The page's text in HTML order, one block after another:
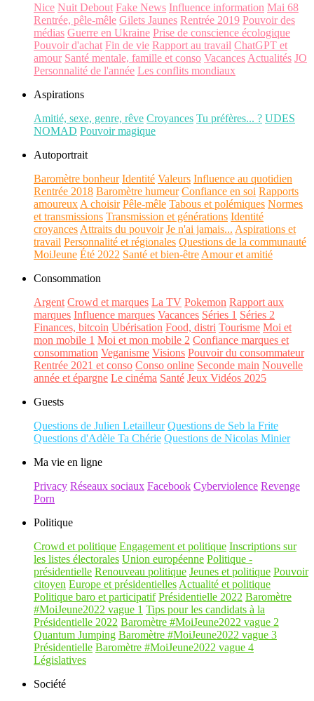
Nice Nuit Debout Fake News Influence information Mai 68
Rentrée, pêle-mêle Gilets Jaunes Rentrée 2019 Pouvoir des
médias Guerre en Ukraine Prise de conscience écologique
Pouvoir d'achat Fin de vie Rapport au travail ChatGPT et
amour Santé mentale, famille et conso Vacances Actualités JO
Personnalité de l'année Les conflits mondiaux
Aspirations
Amitié, sexe, genre, rêve Croyances Tu préfères... ? UDES
NOMAD Pouvoir magique
Autoportrait
Baromètre bonheur Identité Valeurs Influence au quotidien
Rentrée 2018 Baromètre humeur Confiance en soi Rapports
amoureux A choisir Pêle-mêle Tabous et polémiques Normes
et transmissions Transmission et générations Identité
croyances Attraits du pouvoir Je n'ai jamais... Aspirations et
travail Personnalité et régionales Questions de la communauté
MoiJeune Été 2022 Santé et bien-être Amour et amitié
Consommation
Argent Crowd et marques La TV Pokemon Rapport aux
marques Influence marques Vacances Séries 1 Séries 2
Finances, bitcoin Ubérisation Food, distri Tourisme Moi et
mon mobile 1 Moi et mon mobile 2 Confiance marques et
consommation Veganisme Visions Pouvoir du consommateur
Rentrée 2021 et conso Conso online Seconde main Nouvelle
année et épargne Le cinéma Santé Jeux Vidéos 2025
Guests
Questions de Julien Letailleur Questions de Seb la Frite
Questions d'Adèle Ta Chérie Questions de Nicolas Minier
Ma vie en ligne
Privacy Réseaux sociaux Facebook Cyberviolence Revenge
Porn
Politique
Crowd et politique Engagement et politique Inscriptions sur
les listes électorales Union européenne Politique -
présidentielle Renouveau politique Jeunes et politique Pouvoir
citoyen Europe et présidentielles Actualité et politique
Politique baro et participatif Présidentielle 2022 Baromètre
#MoiJeune2022 vague 1 Tips pour les candidats à la
Présidentielle 2022 Baromètre #MoiJeune2022 vague 2
Quantum Jumping Baromètre #MoiJeune2022 vague 3
Présidentielle Baromètre #MoiJeune2022 vague 4
Législatives
Société